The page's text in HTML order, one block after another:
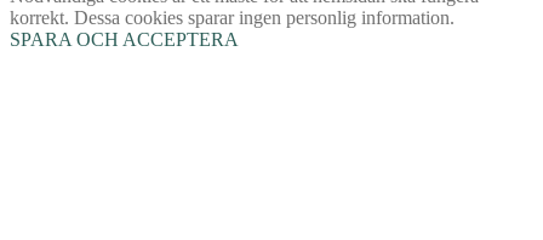
korrekt. Dessa cookies sparar ingen personlig information.
SPARA OCH ACCEPTERA